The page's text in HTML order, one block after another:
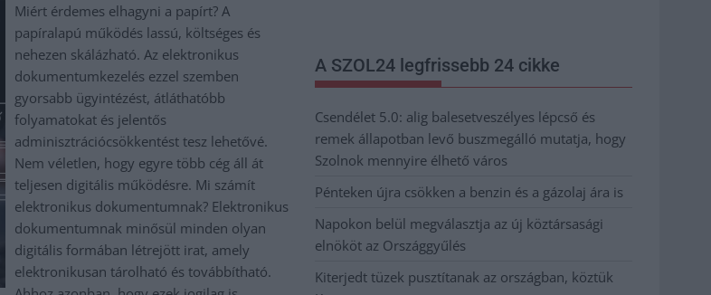
Miért érdemes elhagyni a papírt? A
papíralapú működés lassú, költséges és
nehezen skálázható. Az elektronikus
dokumentumkezelés ezzel szemben
gyorsabb ügyintézést, átláthatóbb
folyamatokat és jelentős
adminisztrációcsökkentést tesz lehetővé.
Nem véletlen, hogy egyre több cég áll át
teljesen digitális működésre. Mi számít
elektronikus dokumentumnak? Elektronikus
dokumentumnak minősül minden olyan
digitális formában létrejött irat, amely
elektronikusan tárolható és továbbítható.
A SZOL24 legfrissebb 24 cikke
Csendélet 5.0: alig balesetveszélyes lépcső és
remek állapotban levő buszmegálló mutatja, hogy
Szolnok mennyire élhető város
Pénteken újra csökken a benzin és a gázolaj ára is
Napokon belül megválasztja az új köztársasági
elnököt az Országgyűlés
Kiterjedt tüzek pusztítanak az országban, köztük